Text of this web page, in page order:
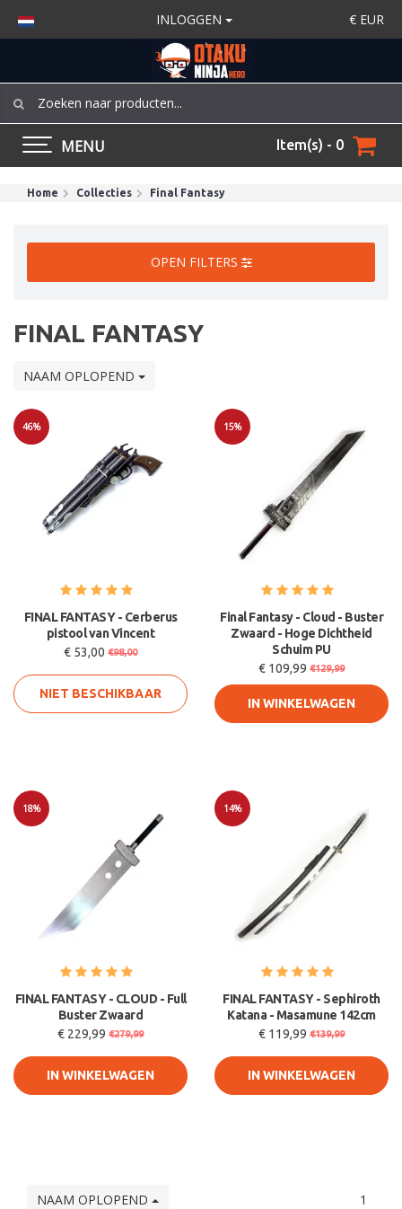
INLOGGEN € EUR
MENU Item(s) - 0
Home Collecties Final Fantasy
OPEN FILTERS
FINAL FANTASY
NAAM OPLOPEND
46%
FINAL FANTASY - Cerberus
pistool van Vincent
€ 53,00 €98,00
NIET BESCHIKBAAR
15%
Final Fantasy - Cloud - Buster
Zwaard - Hoge Dichtheid
Schuim PU
€ 109,99 €129,99
IN WINKELWAGEN
18%
FINAL FANTASY - CLOUD - Full
Buster Zwaard
€ 229,99 €279,99
IN WINKELWAGEN
14%
FINAL FANTASY - Sephiroth
Katana - Masamune 142cm
€ 119,99 €139,99
IN WINKELWAGEN
NAAM OPLOPEND 1